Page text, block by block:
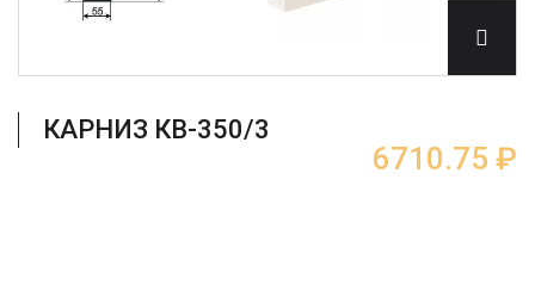
КАРНИЗ КВ-350/3
6710.75 ₽